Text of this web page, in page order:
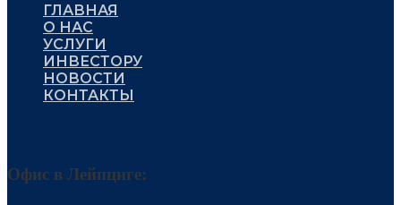
ГЛАВНАЯ
О НАС
УСЛУГИ
ИНВЕСТОРУ
НОВОСТИ
КОНТАКТЫ
Офис в Лейпциге: